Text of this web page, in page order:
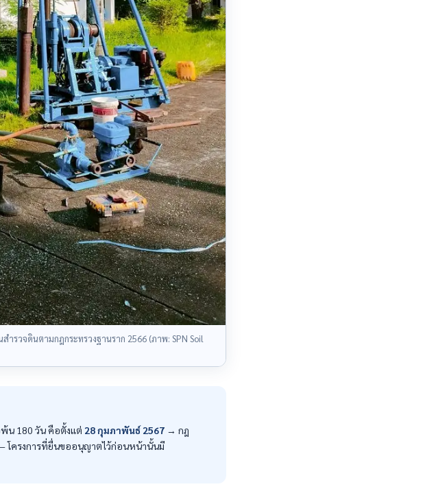
รวจดินตามกฎกระทรวงฐานราก 2566 (ภาพ: SPN Soil
น 180 วัน คือตั้งแต่ 28 กุมภาพันธ์ 2567 → กฎ
โครงการที่ยื่นขออนุญาตไว้ก่อนหน้านั้นมี